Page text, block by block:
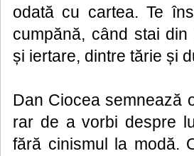
odată cu cartea. Te
cumpănă, când stai
și iertare, dintre tărie și
Dan Ciocea semnează
rar de a vorbi despre
fără cinismul la modă.